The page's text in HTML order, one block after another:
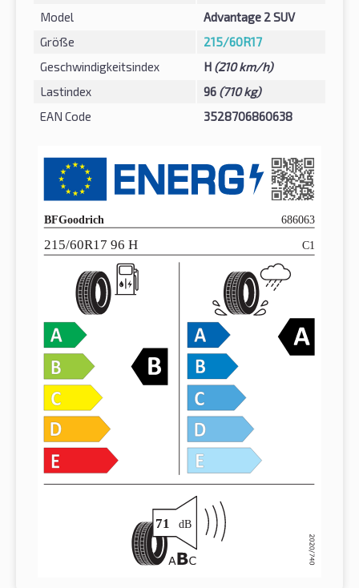
Model
Advantage 2 SUV
Größe
215/60R17
Geschwindigkeitsindex
H (210 km/h)
Lastindex
96 (710 kg)
EAN Code
3528706860638